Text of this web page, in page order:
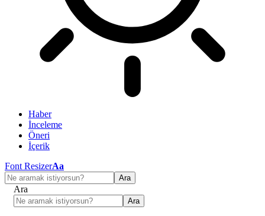
Haber
İnceleme
Öneri
İçerik
Font ResizerAa
Ara